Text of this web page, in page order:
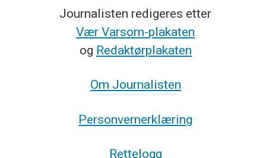
Journalisten redigeres etter
Vær Varsom-plakaten
og Redaktørplakaten
Om Journalisten
Personvernerklæring
Rettelogg